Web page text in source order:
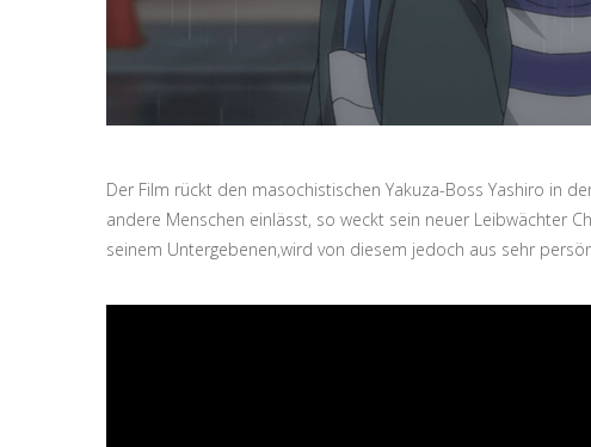
Der Film rückt den masochistischen Yakuza-Boss Yashiro in
andere Menschen einlässt, so weckt sein neuer Leibwächter
seinem Untergebenen,wird von diesem jedoch aus sehr